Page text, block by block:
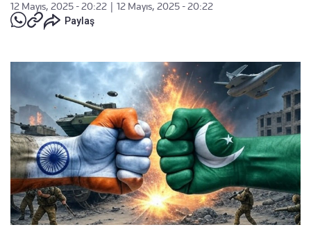
12 Mayıs, 2025 - 20:22
12 Mayıs, 2025 - 20:22
Paylaş